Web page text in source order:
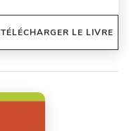
TÉLÉCHARGER LE LIVRE